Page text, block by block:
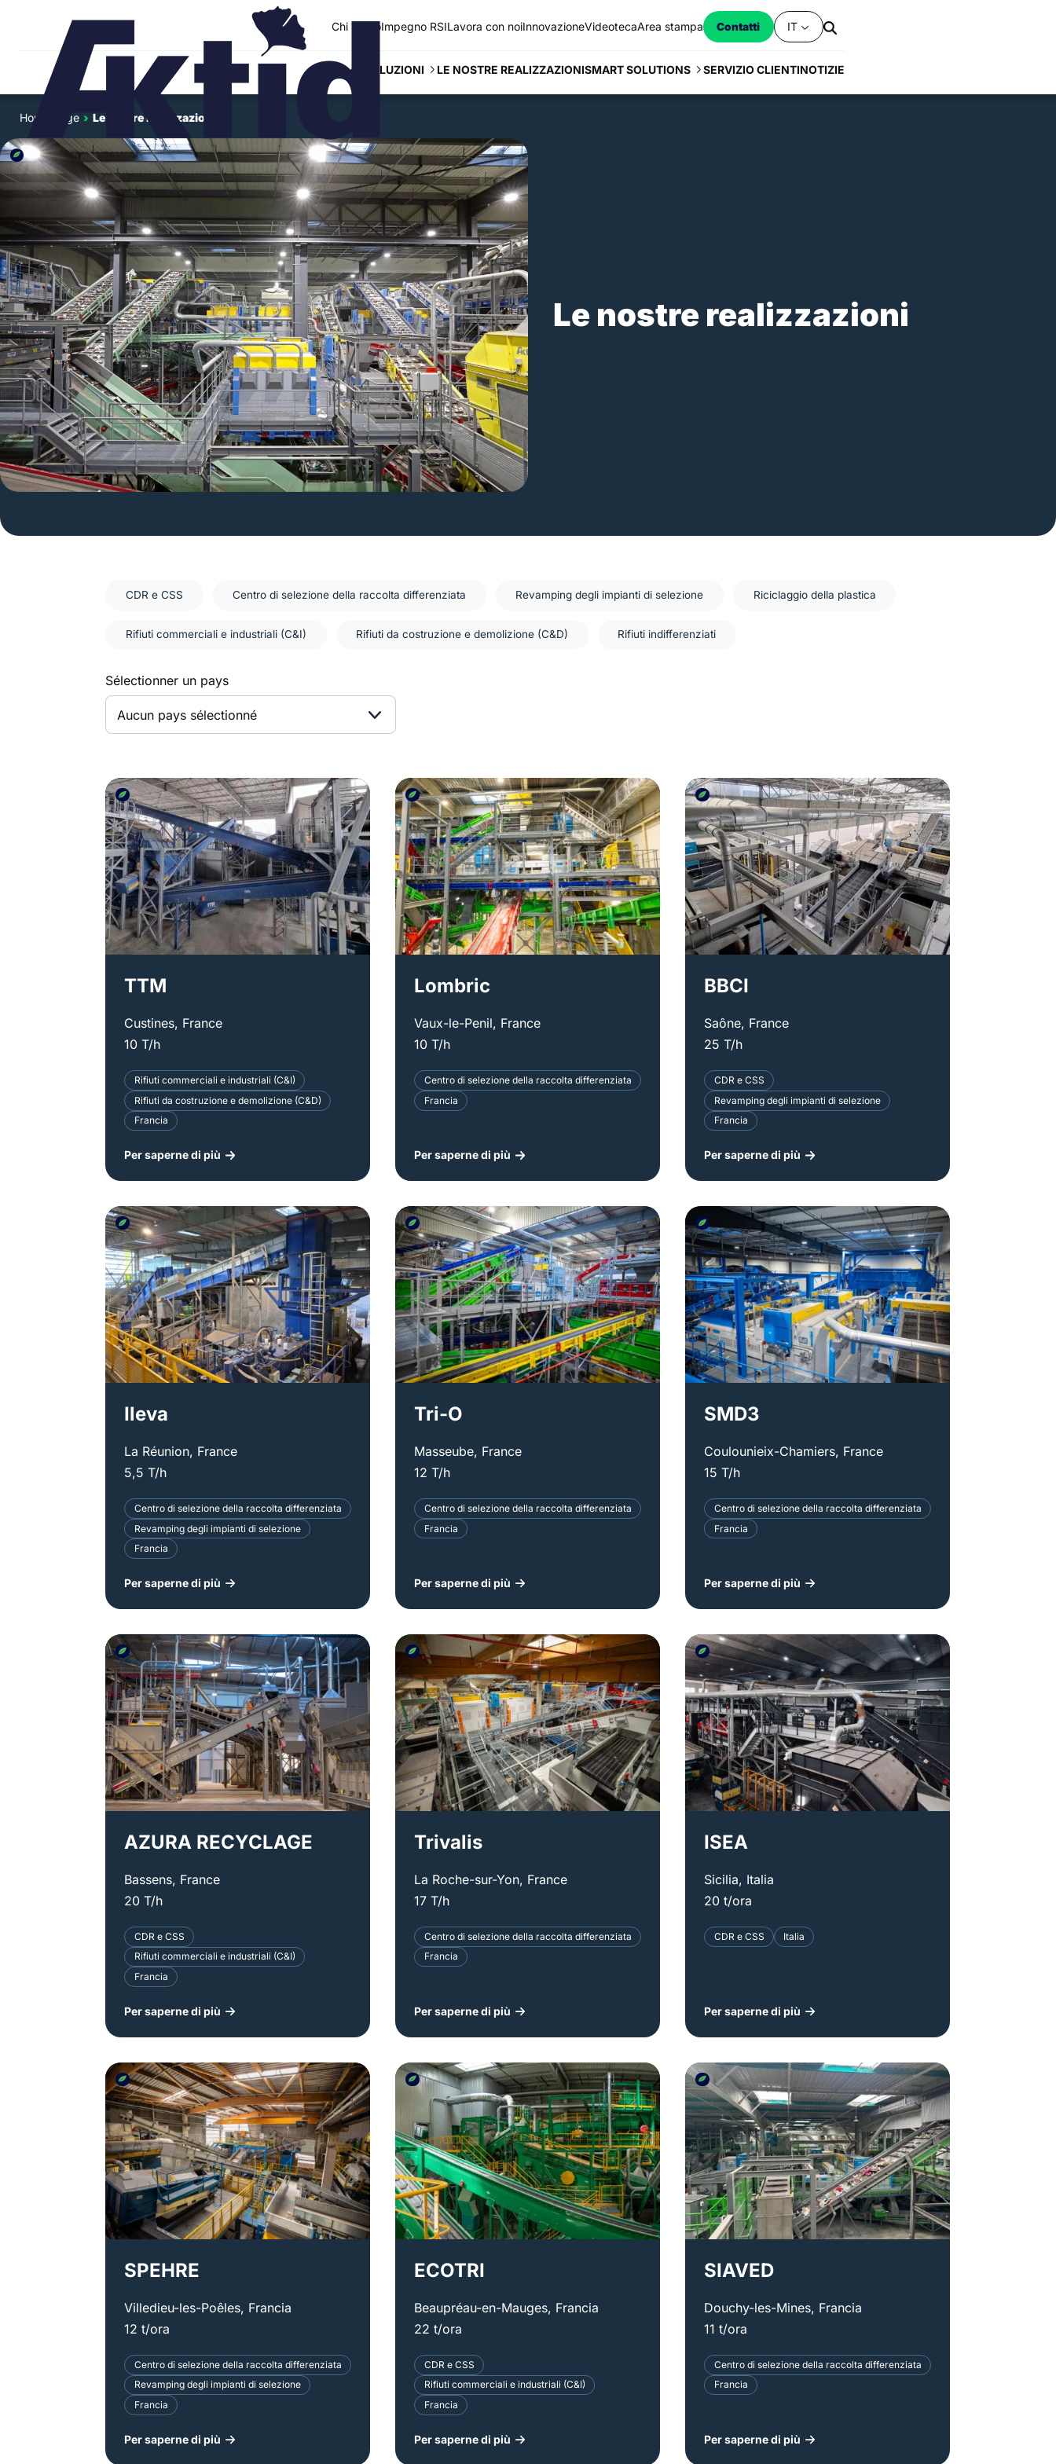
SOLUZIONI LE NOSTRE REALIZZAZIONISMART SOLUTIONS SERVIZIO CLIENTINOTIZIE
Chi siamoImpegno RSILavora con noiInnovazioneVideotecaArea stampa Contatti IT
Home page › Le nostre realizzazioni
Le nostre realizzazioni
CDR e CSS Centro di selezione della raccolta differenziata Revamping degli impianti di selezione Riciclaggio della plastica
Rifiuti commerciali e industriali (C&I) Rifiuti da costruzione e demolizione (C&D) Rifiuti indifferenziati
Sélectionner un pays
TTM
Custines, France
Per saperne di più
10 T/h
Rifiuti commerciali e industriali (C&I)
Rifiuti da costruzione e demolizione (C&D)
Francia
Lombric
Vaux-le-Penil, France
Per saperne di più
10 T/h
Centro di selezione della raccolta differenziata
Francia
BBCI
Saône, France
Per saperne di più
25 T/h
CDR e CSS
Revamping degli impianti di selezione
Francia
Ileva
La Réunion, France
Per saperne di più
5,5 T/h
Centro di selezione della raccolta differenziata
Revamping degli impianti di selezione
Francia
Tri-O
Masseube, France
Per saperne di più
12 T/h
Centro di selezione della raccolta differenziata
Francia
SMD3
Coulounieix-Chamiers, France
Per saperne di più
15 T/h
Centro di selezione della raccolta differenziata
Francia
AZURA RECYCLAGE
Bassens, France
Per saperne di più
20 T/h
CDR e CSS
Rifiuti commerciali e industriali (C&I)
Francia
Trivalis
La Roche-sur-Yon, France
Per saperne di più
17 T/h
Centro di selezione della raccolta differenziata
Francia
ISEA
Sicilia, Italia
Per saperne di più
20 t/ora
CDR e CSS Italia
SPEHRE
Villedieu-les-Poêles, Francia
Per saperne di più
12 t/ora
Centro di selezione della raccolta differenziata
Revamping degli impianti di selezione
Francia
ECOTRI
Beaupréau-en-Mauges, Francia
Per saperne di più
22 t/ora
CDR e CSS
Rifiuti commerciali e industriali (C&I)
Francia
SIAVED
Douchy-les-Mines, Francia
Per saperne di più
11 t/ora
Centro di selezione della raccolta differenziata
Francia